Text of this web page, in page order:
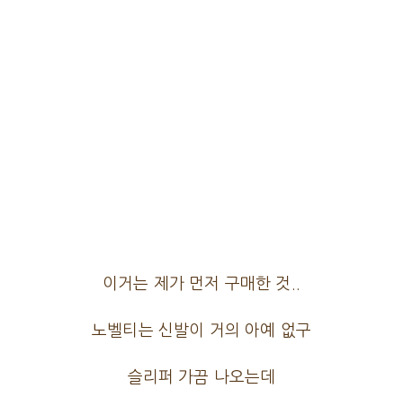
이거는 제가 먼저 구매한 것..
노벨티는 신발이 거의 아예 없구
슬리퍼 가끔 나오는데